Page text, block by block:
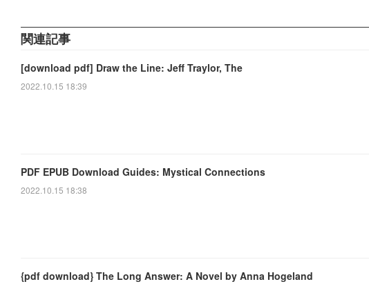
関連記事
[download pdf] Draw the Line: Jeff Traylor, The
2022.10.15 18:39
PDF EPUB Download Guides: Mystical Connections
2022.10.15 18:38
{pdf download} The Long Answer: A Novel by Anna Hogeland